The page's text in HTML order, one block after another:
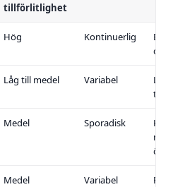
tillförlitlighet
Hög Kontinuerlig
och
Låg till medel Variabel
Medel Sporadisk
Medel Variabel